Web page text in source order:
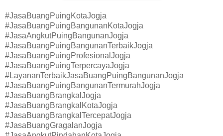
#JasaBuangPuingKotaJogja
#JasaBuangPuingBangunanKotaJogja
#JasaAngkutPuingBangunanJogja
#JasaBuangPuingBangunanTerbaikJogja
#JasaBuangPuingProfesionalJogja
#JasaBuangPuingTerpercayaJogja
#LayananTerbaikJasaBuangPuingBangunanJogja
#JasaBuangPuingBangunanTermurahJogja
#JasaBuangBrangkalJogja
#JasaBuangBrangkalKotaJogja
#JasaBuangBrangkalTercepatJogja
#JasaBuangGragalanJogja